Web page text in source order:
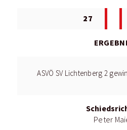
27
ASVÖ SV Lichtenberg 2
Peter